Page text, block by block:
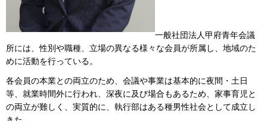
一般社団法人甲府青年会議
所には、性別や職種、立場の異なる様々な会員が所属し、地域のた
めに活動を行っている。
各会員の本業との両立のため、会議や事業は基本的に夜間・土日
等、就業時間外に行われ、深夜に及び場合もあるため、家事育児と
の両立が難しく、実質的に、執行部はある種男性社会として成立し